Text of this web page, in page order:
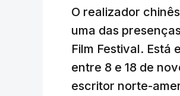
O realizador
uma das
Film Festival.
entre 8 e 18 de
escritor norte-